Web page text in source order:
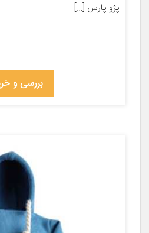
پژو پارس […]
بررسی و